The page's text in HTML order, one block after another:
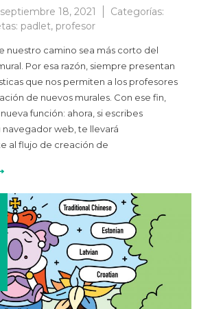
septiembre 18, 2021
Categorías:
padlet, profesor
nuestro camino sea más corto del
Por esa razón, siempre presentan
que nos permiten a los profesores
de nuevos murales. Con ese fin,
función: ahora, si escribes
web, te llevará
al flujo de creación de